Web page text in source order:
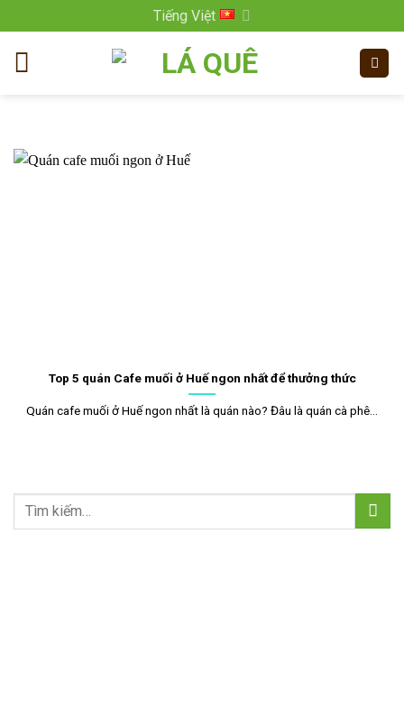
qua
nội
dung
Tiếng Việt
Top 5 quán Cafe muối ở Huế ngon nhất để thưởng thức
Quán cafe muối ở Huế ngon nhất là quán nào? Đâu là quán cà phê...